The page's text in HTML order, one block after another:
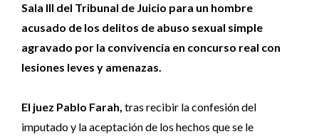
Sala III del Tribunal de Juicio para un hombre
acusado de los delitos de abuso sexual simple
agravado por la convivencia en concurso real con
lesiones leves y amenazas.
El juez Pablo Farah, tras recibir la confesión del
imputado y la aceptación de los hechos que se le